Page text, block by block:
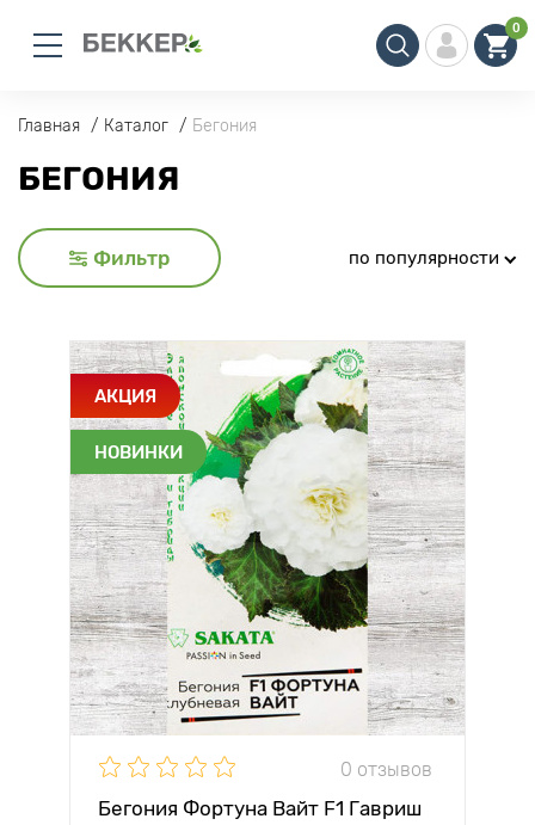
0
Главная Каталог Бегония
БЕГОНИЯ
Фильтр по популярности
АКЦИЯ
НОВИНКИ
0 отзывов
Бегония Фортуна Вайт F1 Гавриш